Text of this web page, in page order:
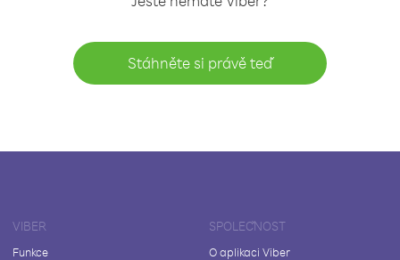
Stáhněte si právě teď
VIBER
Funkce
SPOLEČNOST
O aplikaci Viber